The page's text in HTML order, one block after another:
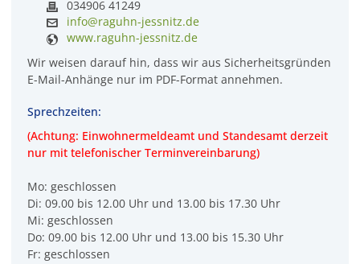
034906 41249
info@raguhn-jessnitz.de
www.raguhn-jessnitz.de
Wir weisen darauf hin, dass wir aus Sicherheitsgründen
E-Mail-Anhänge nur im PDF-Format annehmen.
Sprechzeiten:
(Achtung: Einwohnermeldeamt und Standesamt derzeit
nur mit telefonischer Terminvereinbarung)
Mo: geschlossen
Di: 09.00 bis 12.00 Uhr und 13.00 bis 17.30 Uhr
Mi: geschlossen
Do: 09.00 bis 12.00 Uhr und 13.00 bis 15.30 Uhr
Fr: geschlossen